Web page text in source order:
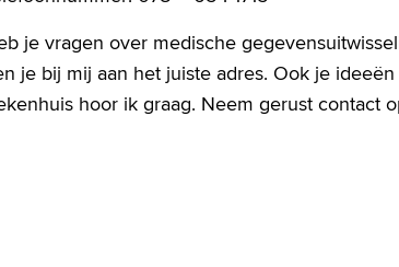
je vragen over medische
je bij mij aan het juiste adres. Ook je
hoor ik graag. Neem gerust contact